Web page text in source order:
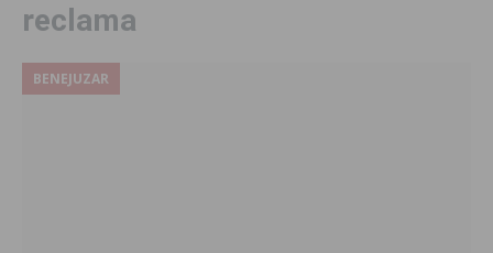
reclama
BENEJUZAR